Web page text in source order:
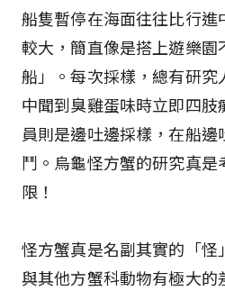
船隻暫停在海面往往比行進
較大，簡直像是搭上遊樂園
船」。每次採樣，總有研究
中聞到臭雞蛋味時立即四
員則是邊吐邊採樣，在船
鬥。烏龜怪方蟹的研究真
限！
怪方蟹真是名副其實的「
與其他方蟹科動物有極大的